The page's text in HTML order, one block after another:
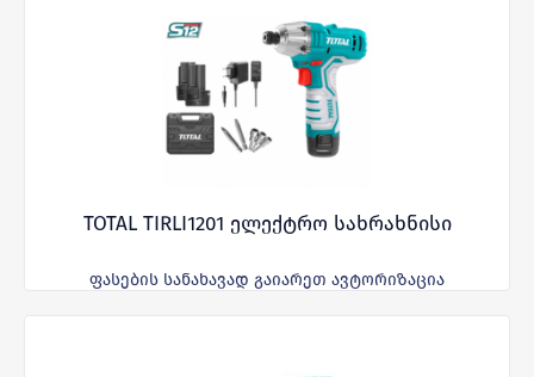
TOTAL TIRLI1201 ელექტრო სახრახნისი
ფასების სანახავად გაიარეთ ავტორიზაცია